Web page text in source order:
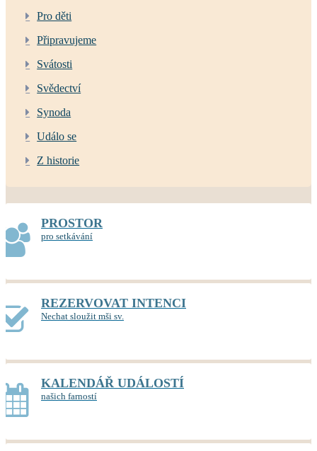
Pro děti
Připravujeme
Svátosti
Svědectví
Synoda
Událo se
Z historie
PROSTOR
pro setkávání
REZERVOVAT INTENCI
Nechat sloužit mši sv.
KALENDÁŘ UDÁLOSTÍ
našich farností